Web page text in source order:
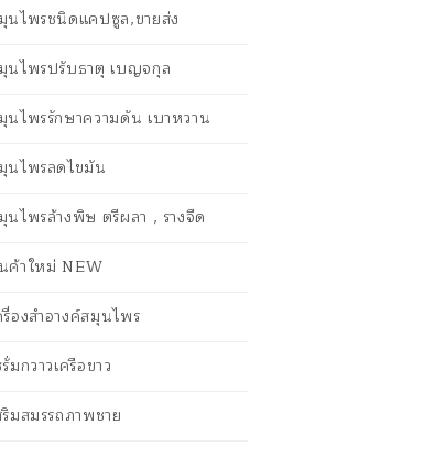
นไพรชนิดแคปซูล,ขายส่ง
นไพรปรับธาตุ เบญจกุล
นไพรรักษาความดัน เบาหวาน
นไพรลดไขมัน
นไพรล้างพิษ ตรีผลา , รางจืด
ค้าใหม่ NEW
รื่องสำอางค์สมุนไพร
รั่มกวาวเครือขาว
ริมสมรรถภาพชาย